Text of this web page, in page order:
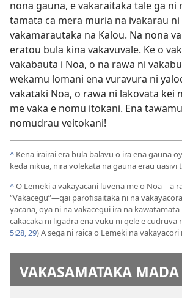
nona gauna, e vakaraitaka tale ga ni
tamata ca mera muria na ivakarau ni
vakamarautaka na Kalou. Na nona
eratou bula kina vakavuvale. Ke o
vakabauta i Noa, o na rawa ni
wekamu lomani ena vuravura ni
vakataki Noa, o rawa ni lakovata kei
me vaka e nomu itokani. Ena
nomudrau veitokani!
^ Kena irairai era bula balavu o ira ena gauna
keda nikua, nira volekata na gauna erau uasivi
^O Lemeki a vakayacani luvena me o Noa—a
“Vakacegu”—qai parofisaitaka ni na
yacana, oya ni na vakacegui ira na kawatamata
cakacaka ni ligadra ena vuku ni qele e cudruva
5:28, 29) A sega ni raica o Lemeki na
VAKASAMATAKA MADA